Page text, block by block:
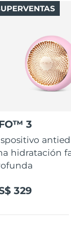
3
hidratación
329